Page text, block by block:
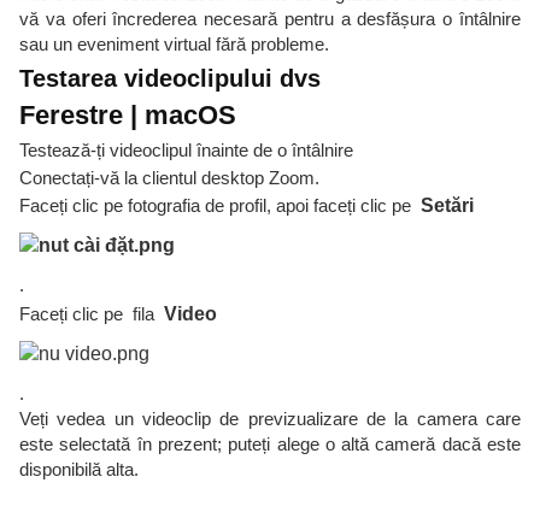
vă va oferi încrederea necesară pentru a desfășura o întâlnire
sau un eveniment virtual fără probleme.
Testarea videoclipului dvs
Ferestre | macOS
Testează-ți videoclipul înainte de o întâlnire
Conectați-vă la clientul desktop Zoom.
Faceți clic pe fotografia de profil, apoi faceți clic pe Setări
.
Faceți clic pe fila Video
.
Veți vedea un videoclip de previzualizare de la camera care
este selectată în prezent; puteți alege o altă cameră dacă este
disponibilă alta.